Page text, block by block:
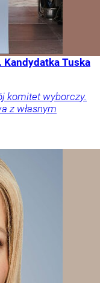
Tuska
komitet wyborczy.
z własnym